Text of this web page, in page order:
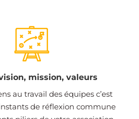
mission, valeurs
au travail des équipes c’est
de réflexion commune